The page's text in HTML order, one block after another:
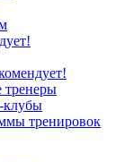
клубы
тренировок